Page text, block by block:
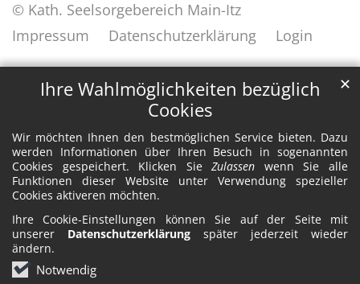
Ihre Wahlmöglichkeiten bezüglich
Cookies
Wir möchten Ihnen den bestmöglichen Service bieten. Dazu
werden Informationen über Ihren Besuch in sogenannten
Cookies gespeichert. Klicken SieZulassen wenn Sie alle
Funktionen dieser Website unter Verwendung spezieller
Cookies aktiveren möchten.
Ihre Cookie-Einstellungen können Sie auf der Seite mit
unserer Datenschutzerklärung später jederzeit wieder
ändern.
Notwendig
✕
© Kath. Seelsorgebereich Main-Itz
Impressum
Datenschutzerklärung Login